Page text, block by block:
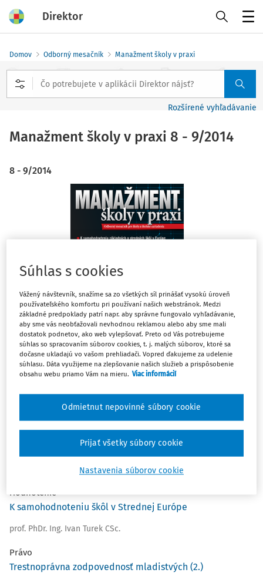
Direktor
Domov Odborný mesačník Manažment školy v praxi
Rozšírené vyhľadávanie
Manažment školy v praxi 8 - 9/2014
8 - 9/2014
Téma mesiaca
Dohody o prácach vykonávaných mimo pracovného
pomeru v školách a školských zariadeniach
Ing. Ingrid Veverková Konečná
Príspevok je venovaný problematike uzatvárania dohôd
o prácach vykonávaných mimo pracovného pomeru v školách
a školských zariadeniach. Cieľom je poukázať na zmeny
vyplývajúce z novely zákona č. 311/2001 Z. z. – Zákonník práce.
Hodnotenie
K samohodnoteniu škôl v Strednej Európe
prof. PhDr. Ing. Ivan Turek CSc.
Právo
Trestnoprávna zodpovednosť mladistvých (2.)
Súhlas s cookies
Vážený návštevník, snažíme sa zo všetkých síl prinášať vysokú úroveň
používateľského komfortu pri používaní našich webstránok. Medzi
základné predpoklady patrí napr. aby správne fungovalo vyhľadávanie,
aby sme vás neobťažovali nevhodnou reklamou alebo aby sme mali
dostatok podnetov, ako web vylepšovať. Preto od Vás potrebujeme
súhlas so spracovaním súborov cookies, t. j. malých súborov, ktoré sa
dočasne ukladajú vo vašom prehliadači. Vopred ďakujeme za udelenie
súhlasu. Dáta využijeme na zlepšovanie našich služieb a prispôsobenie
obsahu webu priamo Vám na mieru. Viac informácií
Nastavenia súborov cookie
Odmietnut nepovinné súbory cookie
Prijať všetky súbory cookie